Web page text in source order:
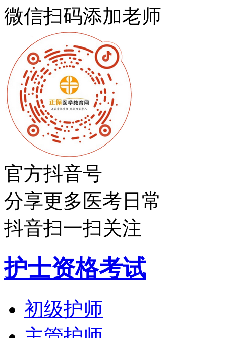
微信扫码添加老师
官方抖音号
分享更多医考日常
抖音扫一扫关注
护士资格考试
初级护师